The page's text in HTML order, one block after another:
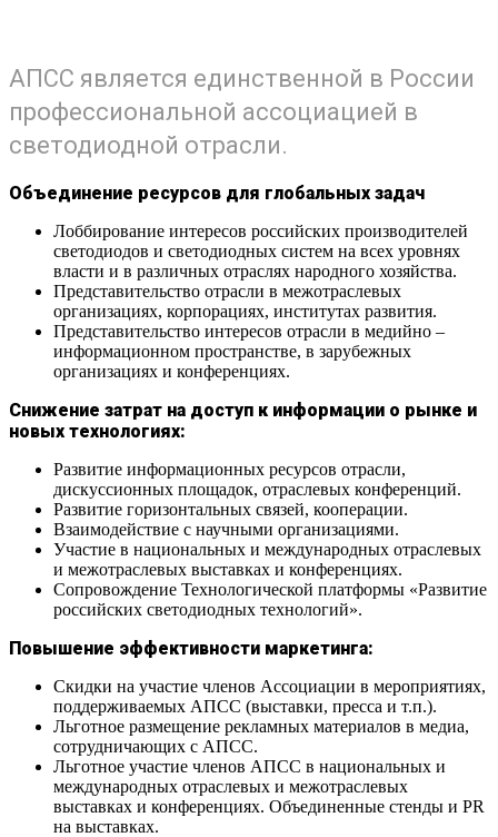
АПСС является единственной в России
профессиональной ассоциацией в
светодиодной отрасли.
Объединение ресурсов для глобальных задач
Лоббирование интересов российских производителей
светодиодов и светодиодных систем на всех уровнях
власти и в различных отраслях народного хозяйства.
Представительство отрасли в межотраслевых
организациях, корпорациях, институтах развития.
Представительство интересов отрасли в медийно –
информационном пространстве, в зарубежных
организациях и конференциях.
Снижение затрат на доступ к информации о рынке и
новых технологиях:
Развитие информационных ресурсов отрасли,
дискуссионных площадок, отраслевых конференций.
Развитие горизонтальных связей, кооперации.
Взаимодействие с научными организациями.
Участие в национальных и международных отраслевых
и межотраслевых выставках и конференциях.
Сопровождение Технологической платформы «Развитие
российских светодиодных технологий».
Повышение эффективности маркетинга:
Скидки на участие членов Ассоциации в мероприятиях,
поддерживаемых АПСС (выставки, пресса и т.п.).
Льготное размещение рекламных материалов в медиа,
сотрудничающих с АПСС.
Льготное участие членов АПСС в национальных и
международных отраслевых и межотраслевых
выставках и конференциях. Объединенные стенды и PR
на выставках.